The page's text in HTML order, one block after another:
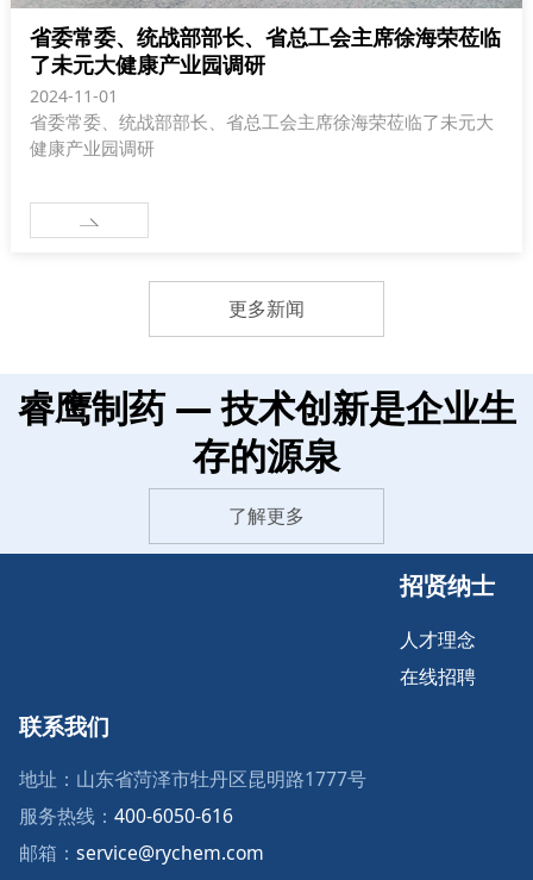
省委常委、统战部部长、省总工会主席徐海荣莅临
了未元大健康产业园调研
2024-11-01
省委常委、统战部部长、省总工会主席徐海荣莅临了未元大
健康产业园调研
更多新闻
睿鹰制药 — 技术创新是企业生
存的源泉
了解更多
招贤纳士
人才理念
在线招聘
联系我们
地址：山东省菏泽市牡丹区昆明路1777号
服务热线： 400-6050-616
邮箱： service@rychem.com